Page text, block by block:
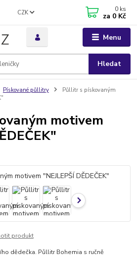
Menu
CZK
Hledat
0 ks
za 0 Kč
Pískované půllitry
Půllitr s pískovaným
motivem
produkt
dědečka. Půllitr Bohemia s ručně